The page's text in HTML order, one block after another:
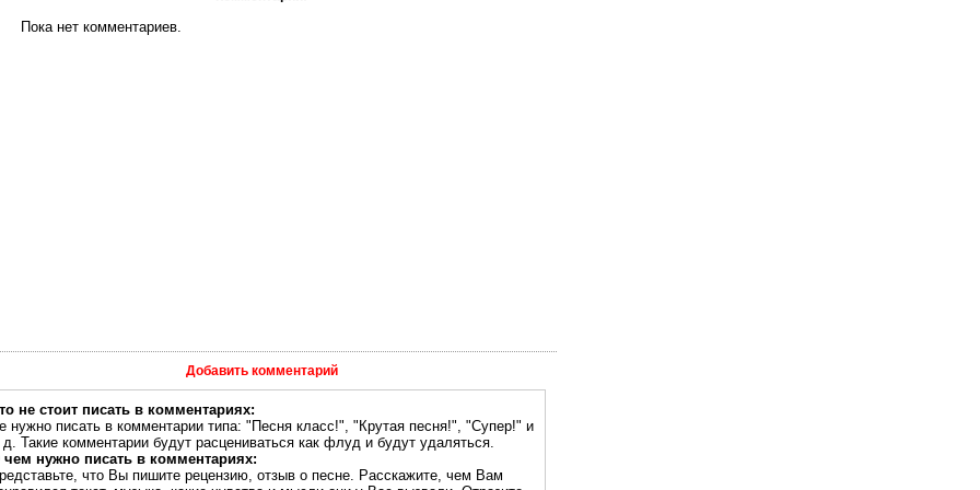
Пока нет комментариев.
Добавить комментарий
не стоит писать в комментариях:
нужно писать в комментарии типа: "Песня класс!", "Крутая песня!", "Супер!" и
д. Такие комментарии будут расцениваться как флуд и будут удаляться.
нужно писать в комментариях:
что Вы пишите рецензию, отзыв о песне. Расскажите, чем Вам